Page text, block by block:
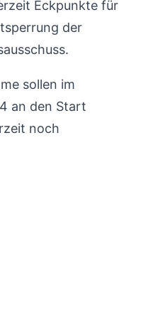
Eckpunkte für
der
sollen im
an den Start
noch